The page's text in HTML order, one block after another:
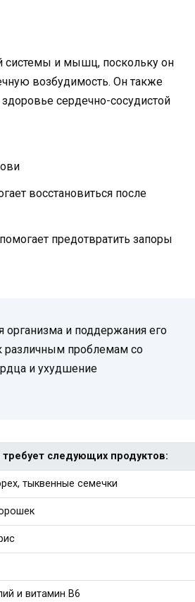
системы и мышц, поскольку он
возбудимость. Он также
сердечно-сосудистой
восстановиться после
предотвратить запоры
и поддержания его
различным проблемам со
и ухудшение
следующих продуктов:
тыквенные семечки
и витамин В6